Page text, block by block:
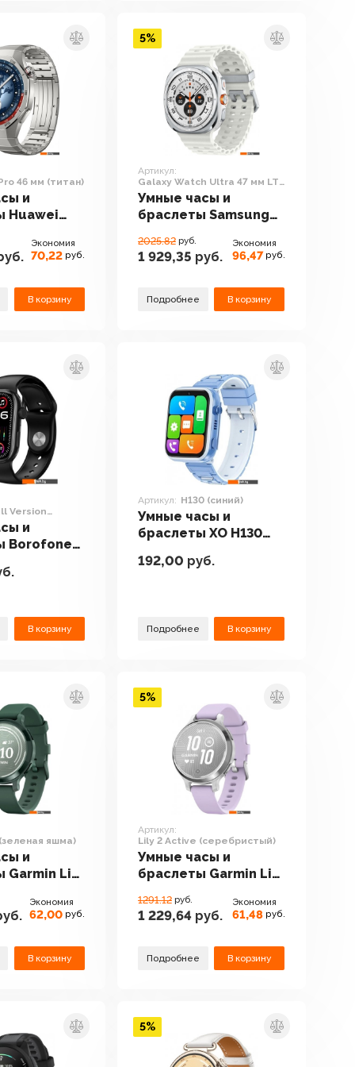
46 мм (титан)
и
Huawei
Экономия
70,22 руб.
В корзину
Артикул:
Galaxy Watch Ultra 47 мм LTE
(белый титан)
Умные часы и
браслеты Samsung
мм LTE (белый титан)
2025.82 руб.
1 929,35 руб.
Экономия
96,47 руб.
Подробнее В корзину
5%
Version
и
Borofone
В корзину
Артикул: H130 (синий)
Умные часы и
браслеты XO H130
192,00 руб.
Подробнее В корзину
яшма)
и
Garmin Lily
Экономия
62,00 руб.
В корзину
Артикул:
Lily 2 Active (серебристый)
Умные часы и
браслеты Garmin Lily
(серебристый)
1291.12 руб.
1 229,64 руб.
Экономия
61,48 руб.
Подробнее В корзину
5%
5%